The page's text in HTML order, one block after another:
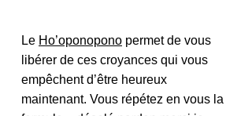
Le Ho’oponopono permet de vous
libérer de ces croyances qui vous
empêchent d’être heureux
maintenant. Vous répétez en vous la